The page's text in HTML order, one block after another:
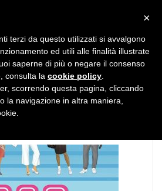
×
terzi da questo utilizzati si avvalgono
ed utili alle finalità illustrate
saperne di più o negare il consenso
consulta la cookie policy
scorrendo questa pagina, cliccando
la navigazione in altra maniera,